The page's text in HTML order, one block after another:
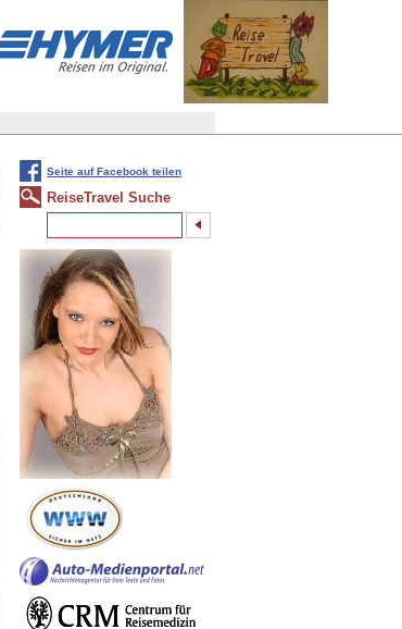
Seite auf Facebook teilen
ReiseTravel Suche